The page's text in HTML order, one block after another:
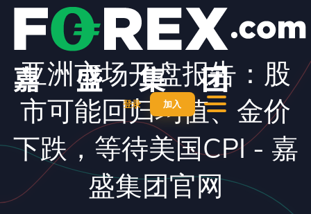
登录 加入
亚洲市场开盘报告：股
市可能回归均值、金价
下跌，等待美国CPI - 嘉
盛集团官网